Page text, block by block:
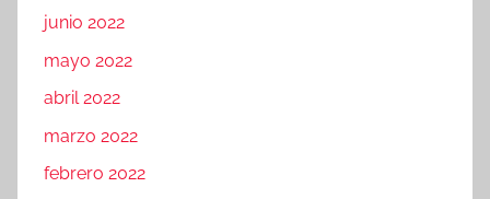
junio 2022
mayo 2022
abril 2022
marzo 2022
febrero 2022